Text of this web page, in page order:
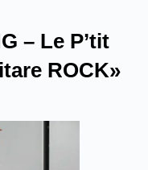
– Le P’tit
ROCK»